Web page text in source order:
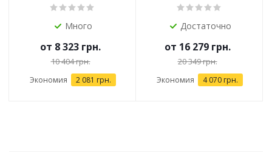
Много
от 8 323 грн.
10 404 грн.
Экономия 2 081 грн.
Достаточно
от 16 279 грн.
20 349 грн.
Экономия 4 070 грн.